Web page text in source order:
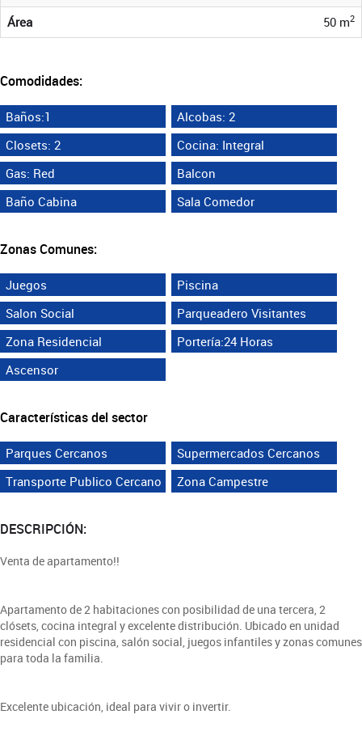
Área
50 m2
Comodidades:
Baños:1
Alcobas: 2
Closets: 2
Cocina: Integral
Gas: Red
Balcon
Baño Cabina
Sala Comedor
Zonas Comunes:
Juegos
Piscina
Salon Social
Parqueadero Visitantes
Zona Residencial
Portería:24 Horas
Ascensor
Características del sector
Parques Cercanos
Supermercados Cercanos
Transporte Publico Cercano
Zona Campestre
DESCRIPCIÓN:
Venta de apartamento!!
Apartamento de 2 habitaciones con posibilidad de una tercera, 2
clósets, cocina integral y excelente distribución. Ubicado en unidad
residencial con piscina, salón social, juegos infantiles y zonas comunes
para toda la familia.
Excelente ubicación, ideal para vivir o invertir.